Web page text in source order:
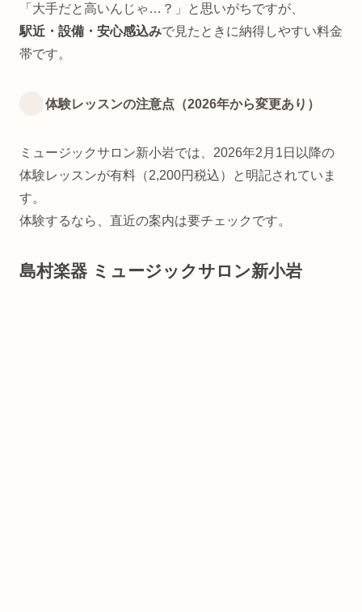
「大手だと高いんじゃ…？」と思いがちですが、
駅近・設備・安心感込みで見たときに納得しやすい料金
帯です。
体験レッスンの注意点（2026年から変更あり）
ミュージックサロン新小岩では、2026年2月1日以降の
体験レッスンが有料（2,200円税込）と明記されていま
す。
体験するなら、直近の案内は要チェックです。
島村楽器 ミュージックサロン新小岩